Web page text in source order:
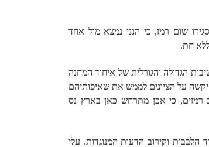
שום רמז, כי הנני נמצא מול אחד
חת.
הגדולה והגורלית של איחוד המחנה
יקשה על הציונים לממש את שאיפותיהם
רמזים, כי אכן מתרחש כאן בארץ נס
וקירוב הדעות המנוגדות. עלי